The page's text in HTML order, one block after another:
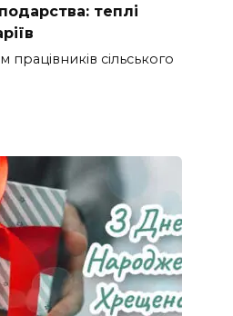
теплі
працівників сільського